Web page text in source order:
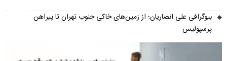
بیوگرافی علی انصاریان؛ از زمین‌های خاکی جنوب تهران تا پیراهن
پرسپولیس